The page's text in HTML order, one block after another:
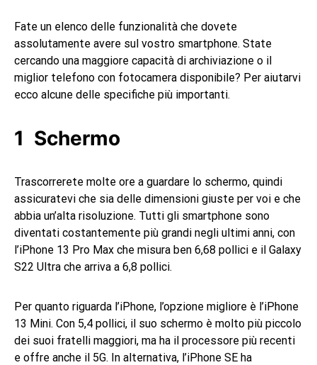
Fate un elenco delle funzionalità che dovete
assolutamente avere sul vostro smartphone. State
cercando una maggiore capacità di archiviazione o il
miglior telefono con fotocamera disponibile? Per aiutarvi
ecco alcune delle specifiche più importanti.
Schermo
Trascorrerete molte ore a guardare lo schermo, quindi
assicuratevi che sia delle dimensioni giuste per voi e che
abbia un’alta risoluzione. Tutti gli smartphone sono
diventati costantemente più grandi negli ultimi anni, con
l’iPhone 13 Pro Max che misura ben 6,68 pollici e il Galaxy
S22 Ultra che arriva a 6,8 pollici.
Per quanto riguarda l’iPhone, l’opzione migliore è l’iPhone
13 Mini. Con 5,4 pollici, il suo schermo è molto più piccolo
dei suoi fratelli maggiori, ma ha il processore più recenti
e offre anche il 5G. In alternativa, l’iPhone SE ha